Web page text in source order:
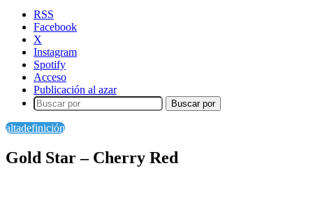
RSS
Facebook
X
Instagram
Spotify
Acceso
Publicación al azar
Buscar por
altadefinición
Gold Star – Cherry Red